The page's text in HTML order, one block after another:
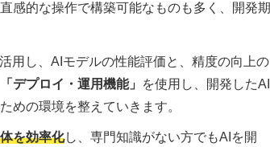
感的な操作で構築可能なものも多く、開発期
用し、AIモデルの性能評価と、精度の向上の
「デプロイ・運用機能」
を使用し、開発したAI
めの環境を整えていきます。
を効率化し、専門知識がない方でもAIを開